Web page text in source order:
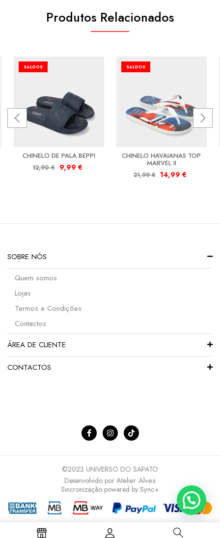
Produtos Relacionados
SALDOS
CHINELO DE PALA BEPPI
12,90€ 9,99 €
SALDOS
CHINELO HAVAIANAS TOP
MARVEL II
21,99€ 14,99 €
SOBRE NÓS
Quem somos
Lojas
Termos e Condições
Contactos
ÁREA DE CLIENTE
CONTACTOS
©2023 UNIVERSO DO SAPATO
Desenvolvido por Atelier Alves
Sincronização powered by Sync+